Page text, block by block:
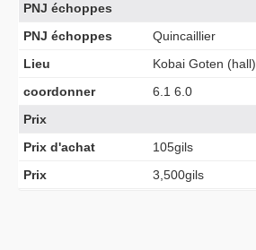
PNJ échoppes
PNJ échoppes
Quincaillier
Lieu
Kobai Goten (hall)
coordonner
6.1 6.0
Prix
Prix d'achat
105gils
Prix
3,500gils